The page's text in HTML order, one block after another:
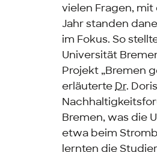
vielen Fragen,
Jahr standen
im Fokus. So
Universität
Projekt „Bremen
erläuterte Dr.
Bremen, was die
etwa beim
lernten die